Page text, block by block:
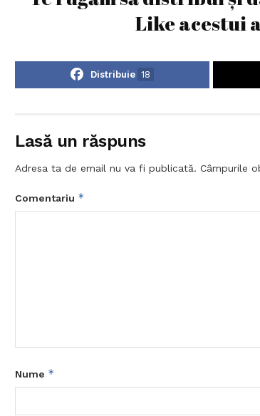
Like acestui
Distribuie 18
Lasă un răspuns
Adresa ta de email nu va fi publicată. Câmpurile
Comentariu *
Nume *